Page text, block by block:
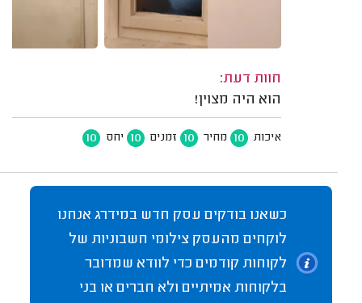
חוות דעת:
הוא היה מצוין!
איכות 10 מחיר 10 זמנים 10 יחס 10
כשאנו בודקים עסק חדש במידרג אנחנו
לוקחים מהעסק צילומי חשבוניות של
לקוחות קודמים כדי לוודא שמדובר
בלקוחות אמיתיים ולא חברים או בני